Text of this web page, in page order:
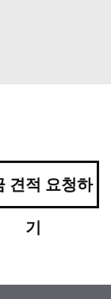
견적 요청하
기